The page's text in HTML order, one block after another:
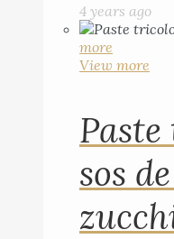
4 years ago
more
View more
sos